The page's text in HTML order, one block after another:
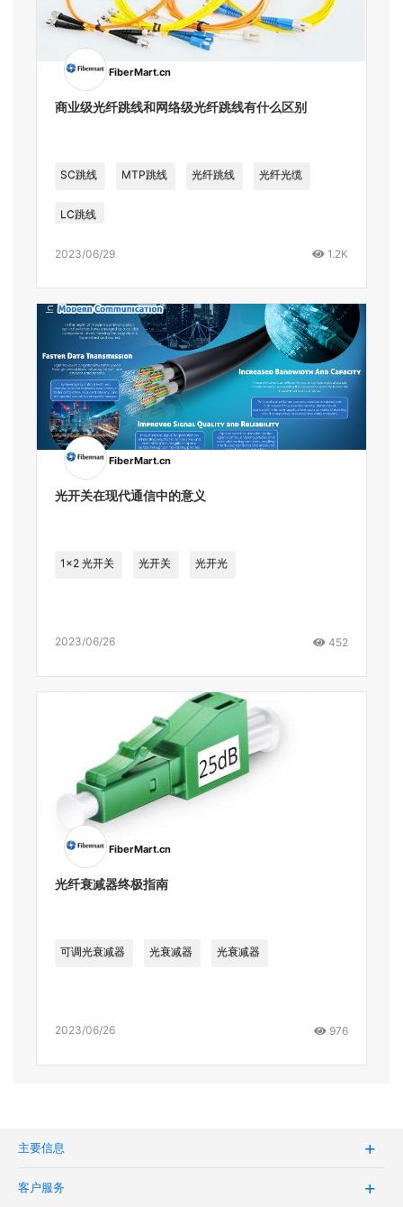
FiberMart.cn
商业级光纤跳线和网络级光纤跳线有什么区别
SC跳线 MTP跳线 光纤跳线 光纤光缆
LC跳线
2023/06/29 1.2K
FiberMart.cn
光开关在现代通信中的意义
1x2 光开关 光开关 光开光
2023/06/26 452
FiberMart.cn
光纤衰减器终极指南
可调光衰减器 光衰减器 光衰减器
2023/06/26 976
主要信息
客户服务